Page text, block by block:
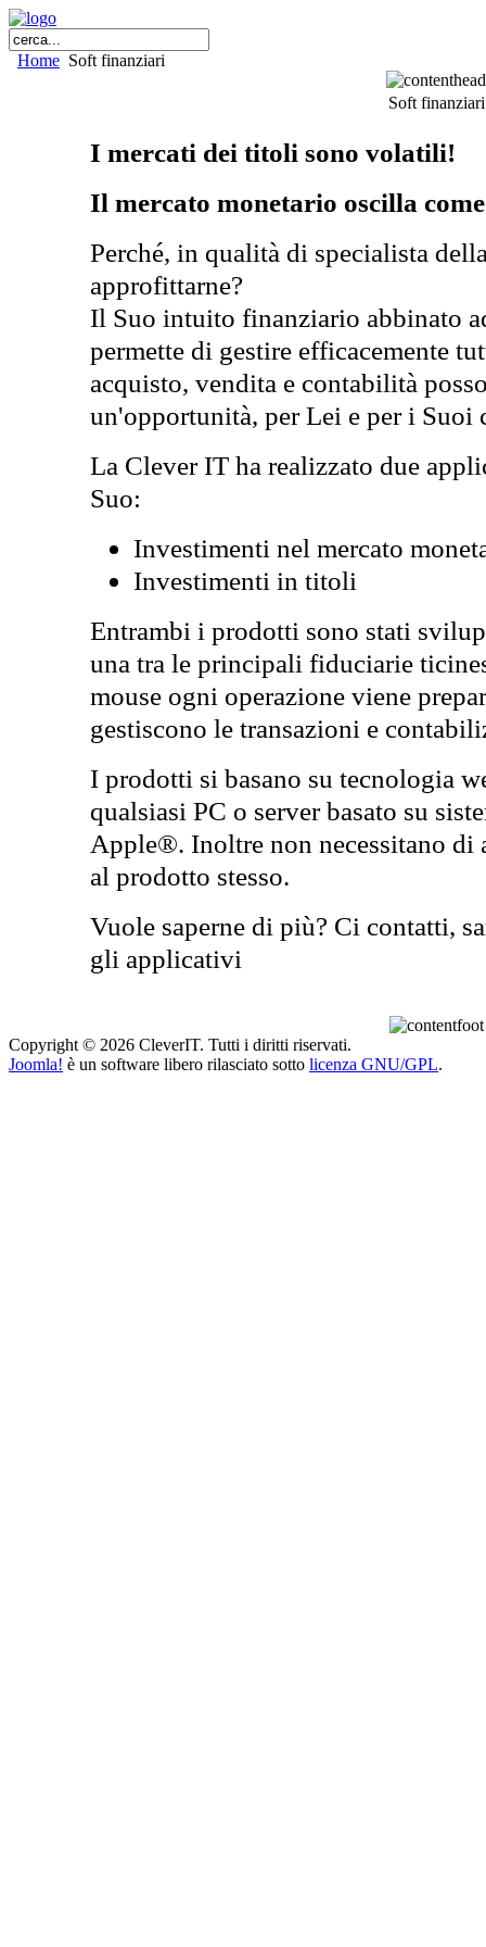
Home Soft finanziari
Soft finanziari
I mercati dei titoli sono volatili!
Il mercato monetario oscilla
Perché, in qualità di specialista
approfittarne?
Il Suo intuito finanziario abbinato
permette di gestire efficacemente
acquisto, vendita e contabilità
un'opportunità, per Lei e per i Suoi
La Clever IT ha realizzato due
Suo:
Investimenti nel mercato
Investimenti in titoli
Entrambi i prodotti sono stati
una tra le principali fiduciarie
mouse ogni operazione viene
gestiscono le transazioni e
I prodotti si basano su tecnologia
qualsiasi PC o server basato su
Apple®. Inoltre non necessitano di
al prodotto stesso.
Vuole saperne di più? Ci contatti,
gli applicativi
Copyright © 2026 CleverIT. Tutti i diritti riservati.
Joomla! è un software libero rilasciato sotto licenza GNU/GPL.